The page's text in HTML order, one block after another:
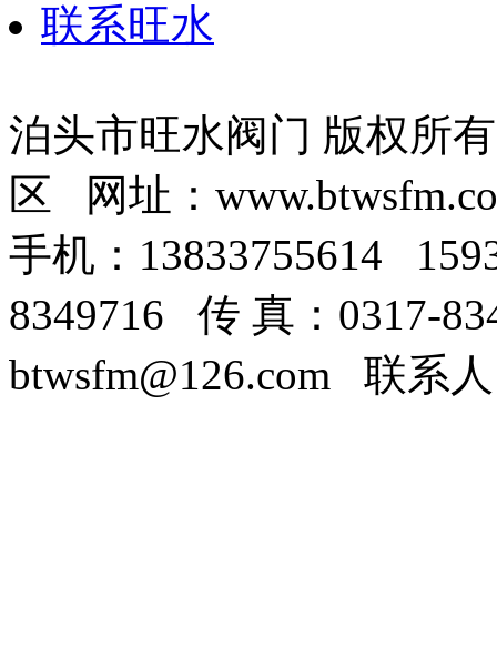
联系旺水
泊头市旺水阀门 版权所
区 网址：
手机：13833755614
8349716 传 真：0317-
btwsfm@126.com 联系